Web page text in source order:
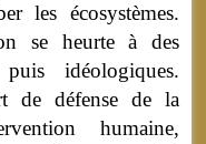
les écosystèmes.
se heurte à des
idéologiques.
de défense de la
humaine,